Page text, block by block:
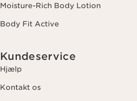
Moisture-Rich Body Lotion
Body Fit Active
Kundeservice
Hjælp
Kontakt os